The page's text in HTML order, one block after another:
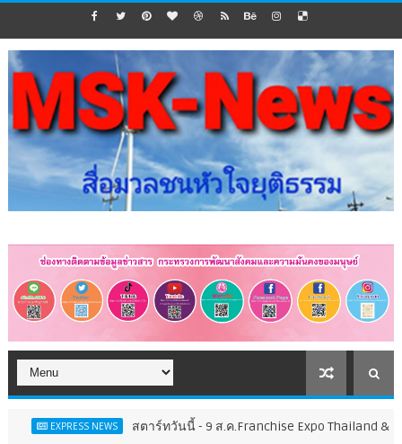
NEWS สตาร์ทวันนี้ - 9 ส.ค.Franchise Expo Thailand & TESE